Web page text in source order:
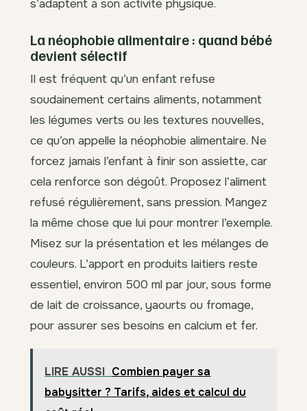
s’adaptent à son activité physique.
La néophobie alimentaire : quand bébé
devient sélectif
Il est fréquent qu’un enfant refuse
soudainement certains aliments, notamment
les légumes verts ou les textures nouvelles,
ce qu’on appelle la néophobie alimentaire. Ne
forcez jamais l’enfant à finir son assiette, car
cela renforce son dégoût. Proposez l’aliment
refusé régulièrement, sans pression. Mangez
la même chose que lui pour montrer l’exemple.
Misez sur la présentation et les mélanges de
couleurs. L’apport en produits laitiers reste
essentiel, environ 500 ml par jour, sous forme
de lait de croissance, yaourts ou fromage,
pour assurer ses besoins en calcium et fer.
LIRE AUSSI Combien payer sa
babysitter ? Tarifs, aides et calcul du